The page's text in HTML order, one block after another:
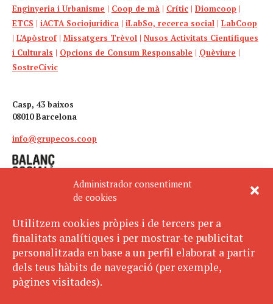
Administrador consentiment
de cookies
Utilitzem cookies pròpies i de tercers per a
finalitats analítiques i per mostrar-te publicitat
personalitzada en base a un perfil elaborat a partir
dels teus hàbits de navegació (per exemple,
pàgines visitades).
Enginyeria i Urbanisme | Coop de mà | Crític | Diomcoop |
ETCS | iACTA Sociojuridica | iLabSo, recerca social | LabCoop
| L’Apòstrof| Missatgers Trèvol | Nusos Activitats Científiques
i Culturals | Opcions de Consum Responsable | Quèviure |
SostreCívic
Casp, 43 baixos
08010 Barcelona
info@grupecos.coop
Avís legal
Política de privacitat
Política de cookies
SUBSCRIU-TE
AL BUTLLETÍ